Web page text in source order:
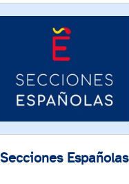
Secciones Españolas